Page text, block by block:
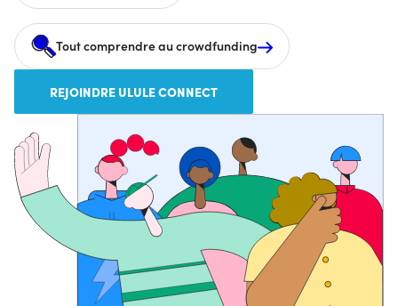
Tout comprendre au crowdfunding
REJOINDRE ULULE CONNECT